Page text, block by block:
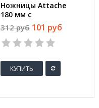
Ножницы Attache
180 мм с
пластиковыми
прорезиненными
анатомическими
312 руб 101 руб
КУПИТЬ